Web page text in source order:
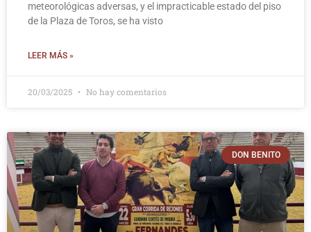
meteorológicas adversas, y el impracticable estado del piso
de la Plaza de Toros, se ha visto
LEER MÁS »
20/03/2025 No hay comentarios
DON BENITO